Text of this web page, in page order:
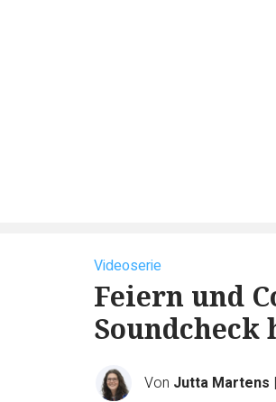
Videoserie
Feiern und
Soundcheck
Von Jutta Martens |